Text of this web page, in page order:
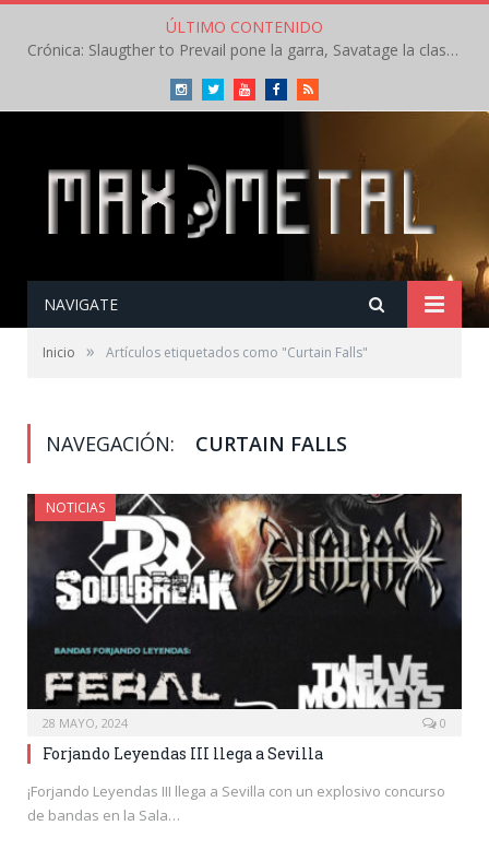
ÚLTIMO CONTENIDO
Crónica: Slaugther to Prevail pone la garra, Savatage la clase en la apertura del Leyendas del Rock – Miércoles – Agosto 2026
InstagramTwitterYoutubeFacebookRSS
NAVIGATE
Inicio » Artículos etiquetados como "Curtain Falls"
NAVEGACIÓN: CURTAIN FALLS
NOTICIAS
28 MAYO, 2024 0
Forjando Leyendas III llega a Sevilla
¡Forjando Leyendas III llega a Sevilla con un explosivo concurso
de bandas en la Sala…